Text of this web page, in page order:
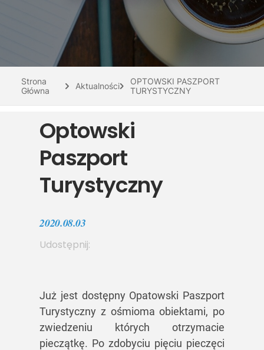
Do pobrania
Interaktywna mapa
Strona
Główna
Aktualności
OPTOWSKI PASZPORT
TURYSTYCZNY
Optowski
Paszport
Turystyczny
2020.08.03
Udostępnij:
Już jest dostępny Opatowski Paszport
Turystyczny z ośmioma obiektami, po
zwiedzeniu których otrzymacie
pieczątkę. Po zdobyciu pięciu pieczęci